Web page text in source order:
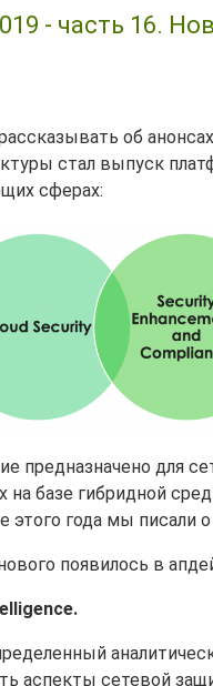
- часть 16.
об
стал выпуск
сферах:
предназначено для
на базе гибридной
этого года мы писали
появилось в
аспекты сетевой